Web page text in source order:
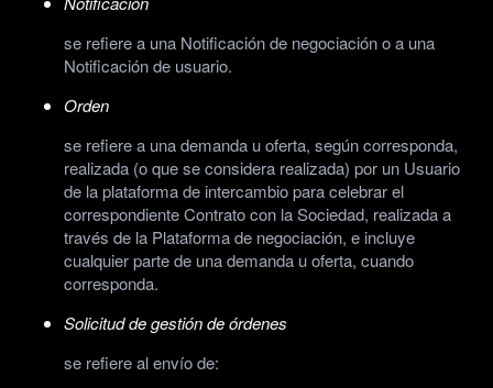
se refiere a una Notificación de negociación o a una
Notificación de usuario.
Orden
se refiere a una demanda u oferta, según corresponda,
realizada (o que se considera realizada) por un Usuario
de la plataforma de intercambio para celebrar el
correspondiente Contrato con la Sociedad, realizada a
través de la Plataforma de negociación, e incluye
cualquier parte de una demanda u oferta, cuando
corresponda.
Solicitud de gestión de órdenes
se refiere al envío de: